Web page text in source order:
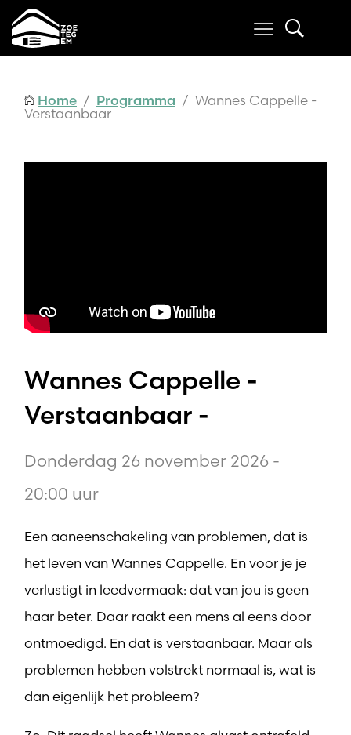
Home / Programma / Wannes Cappelle -
Verstaanbaar
Wannes Cappelle -
Verstaanbaar -
Donderdag 26 november 2026 -
20:00 uur
Een aaneenschakeling van problemen, dat is
het leven van Wannes Cappelle. En voor je je
verlustigt in leedvermaak: dat van jou is geen
haar beter. Daar raakt een mens al eens door
ontmoedigd. En dat is verstaanbaar. Maar als
problemen hebben volstrekt normaal is, wat is
dan eigenlijk het probleem?